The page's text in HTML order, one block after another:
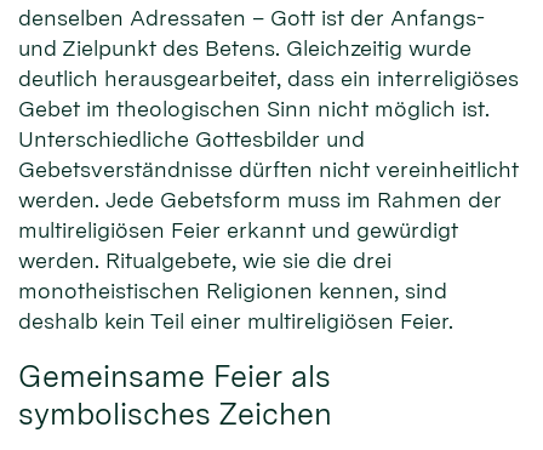
denselben Adressaten – Gott ist der Anfangs-
und Zielpunkt des Betens. Gleichzeitig wurde
deutlich herausgearbeitet, dass ein interreligiöses
Gebet im theologischen Sinn nicht möglich ist.
Unterschiedliche Gottesbilder und
Gebetsverständnisse dürften nicht vereinheitlicht
werden. Jede Gebetsform muss im Rahmen der
multireligiösen Feier erkannt und gewürdigt
werden. Ritualgebete, wie sie die drei
monotheistischen Religionen kennen, sind
deshalb kein Teil einer multireligiösen Feier.
Gemeinsame Feier als
symbolisches Zeichen